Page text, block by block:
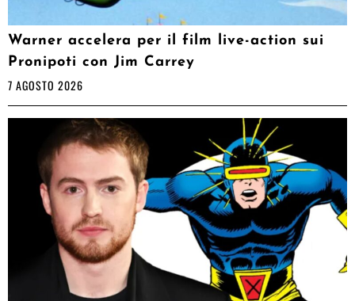
Warner accelera per il film live-action sui
Pronipoti con Jim Carrey
7 AGOSTO 2026